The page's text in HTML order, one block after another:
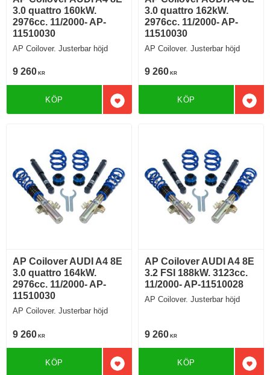
3.0 quattro 160kW.
2976cc. 11/2000- AP-
11510030
AP Coilover. Justerbar höjd
9 260 KR
Lägg till i favoriter
KÖP
3.0 quattro 162kW.
2976cc. 11/2000- AP-
11510030
AP Coilover. Justerbar höjd
9 260 KR
KÖP
AP Coilover AUDI A4 8E
3.0 quattro 164kW.
2976cc. 11/2000- AP-
11510030
AP Coilover. Justerbar höjd
9 260 KR
Lägg till i favoriter
KÖP
AP Coilover AUDI A4 8E
3.2 FSI 188kW. 3123cc.
11/2000- AP-11510028
AP Coilover. Justerbar höjd
9 260 KR
KÖP